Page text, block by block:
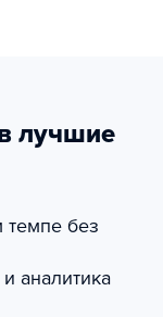
лучшие
без
аналитика